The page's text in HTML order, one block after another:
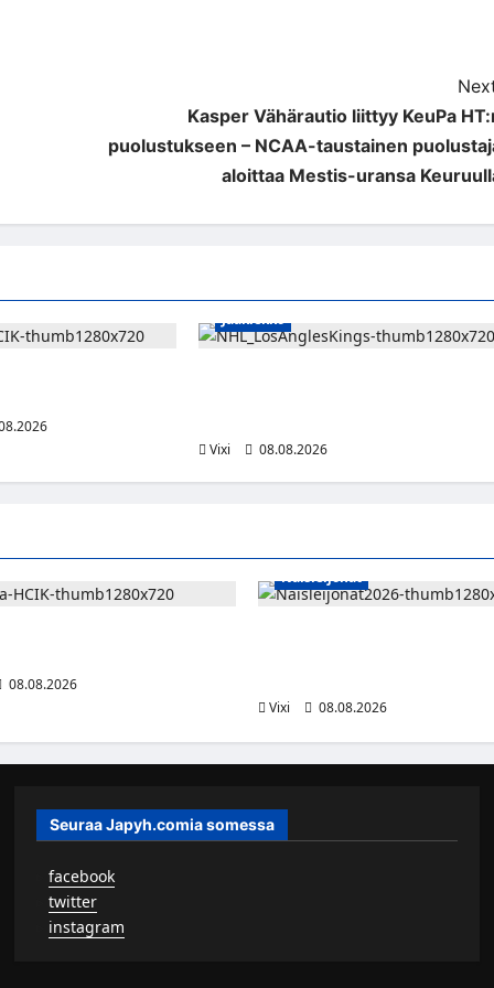
Kasper Vähärautio liittyy KeuPa
puolustukseen – NCAA-taustainen
aloittaa Mestis-uransa
Jääkiekko
Vixi
08.08.2026
08.08.2026
Naisleijonat
Vixi
08.08.2026
Seuraa Japyh.comia somessa
▹facebook
▹twitter
instagram